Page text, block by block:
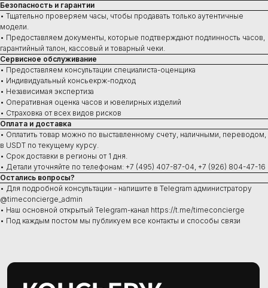
Безопасность и гарантии
• Тщательно проверяем часы, чтобы продавать только аутентичные
модели.
• Предоставляем документы, которые подтверждают подлинность часов,
гарантийный талон, кассовый и товарный чеки.
Сервисное обслуживание
• Предоставляем консультации специалиста-оценщика
• Индивидуальный консьекрж-подход
• Независимая экспертиза
• Оперативная оценка часов и ювелирных изделий
• Страховка от всех видов рисков
Оплата и доставка
• Оплатить товар можно по выставленному счету, наличными, переводом,
в USDT по текущему курсу.
• Срок доставки в регионы от 1 дня.
• Детали уточняйте по телефонам: +7 (495) 407-87-04, +7 (926) 804-47-16
Остались вопросы?
• Для подробной консультации - напишите в Telegram администратору
@timeconcierge_admin
• Наш основной открытый Telegram-канал https://t.me/timeconcierge
• Под каждым постом мы публикуем все контакты и способы связи
Купить
Швейцарские часы
В наличии в Москве
Часы под заказ
Новинки
Ювелирные изделия
Сервис
Ремонт часов
Диагностика
Проверка на подлинность
Оценка
Сервисное обслуживание